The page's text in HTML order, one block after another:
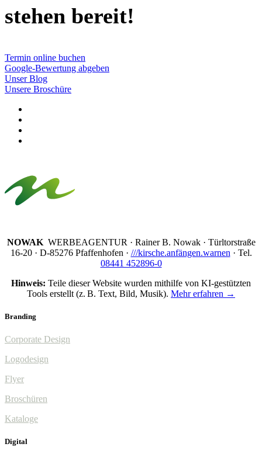
stehen bereit!
Termin online buchen
Google-Bewertung abgeben
Unser Blog
Unsere Broschüre
NOWAKWERBEAGENTUR · Rainer B. Nowak · Türltorstraße
16-20 · D-85276 Pfaffenhofen · ///kirsche.anfängen.warnen · Tel.
08441 452896-0
Hinweis: Teile dieser Website wurden mithilfe von KI-gestützten
Tools erstellt (z. B. Text, Bild, Musik). Mehr erfahren →
Branding
Corporate Design
Logodesign
Flyer
Broschüren
Kataloge
Digital